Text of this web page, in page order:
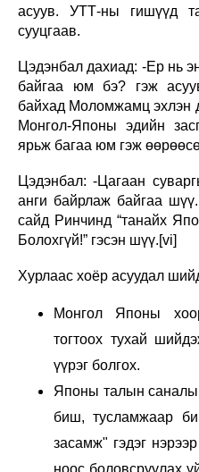
асуув. УТТ-ны гишүүд
сууцгаав.
Цэдэнбал дахиад: -Ер нь
байгаа юм бэ? гэж
байхад Моломжамц эхлэн
Монгол-Японы эдийн
ярьж багаа юм гэж
Цэдэнбал: -Цагаан
анги байрлаж байгаа
сайд Ринчинд “танайх
Болохгүй!” гэсэн шүү.[vi]
Хурлаас хоёр асуудал
Монгол Японы
тогтоох тухай
үүрэг болгох.
Японы талын
биш, тусламжаар
засамж" гэдэг
ноос боловсруулах